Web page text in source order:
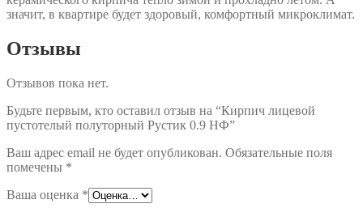
значит, в квартире будет здоровый, комфортный микроклимат.
Отзывы
Отзывов пока нет.
Будьте первым, кто оставил отзыв на “Кирпич лицевой
пустотелый полуторный Рустик 0.9 НФ”
Ваш адрес email не будет опубликован. Обязательные поля
помечены *
Ваша оценка *